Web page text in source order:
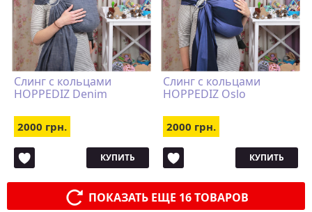
Слинг с кольцами
HOPPEDIZ Denim
2000 грн.
КУПИТЬ
Слинг с кольцами
HOPPEDIZ Oslo
2000 грн.
КУПИТЬ
ПОКАЗАТЬ ЕЩЕ 16 ТОВАРОВ